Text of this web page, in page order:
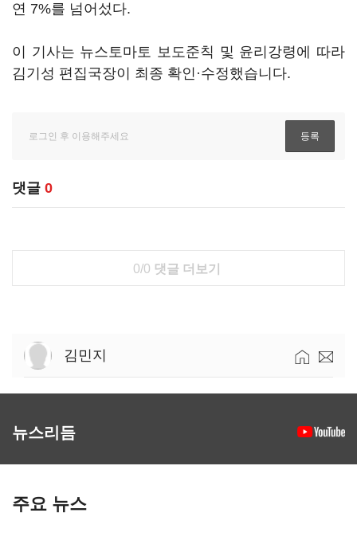
연 7%를 넘어섰다.
이 기사는 뉴스토마토 보도준칙 및 윤리강령에 따라
김기성 편집국장이 최종 확인·수정했습니다.
댓글 0
0/0 댓글 더보기
김민지
뉴스리듬
주요 뉴스